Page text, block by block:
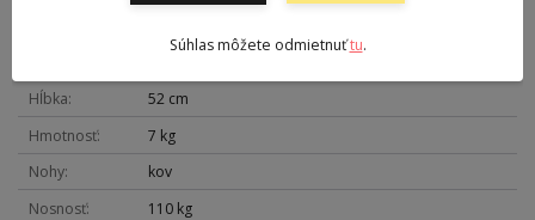
Hĺbka
52 cm
Hmotnosť
7 kg
Nohy
kov
Nosnosť
110 kg
Súhlas môžete odmietnuťtu.